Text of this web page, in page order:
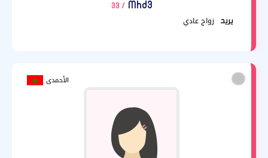
Mhd3
/ 33
يريد
زواج عادي
الأحمدى